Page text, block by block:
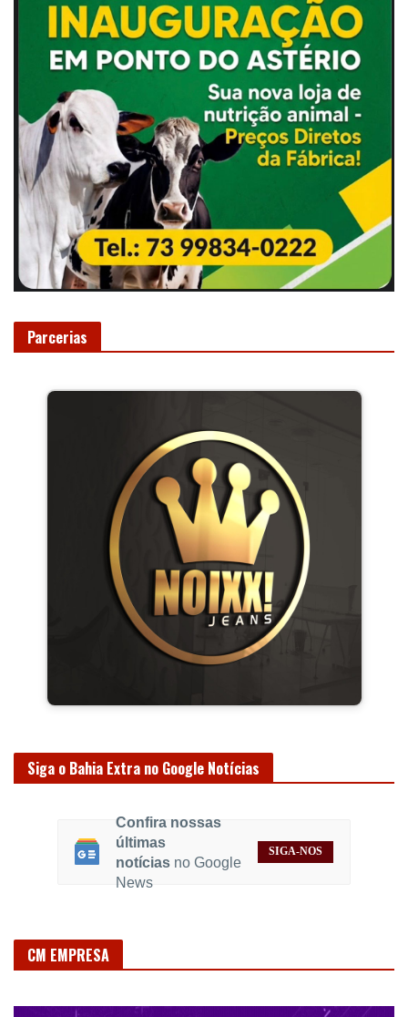
Parcerias
Siga o Bahia Extra no Google Notícias
Confira nossas
últimas
notíciasno Google
News
SIGA-NOS
CM EMPRESA